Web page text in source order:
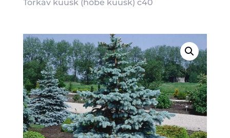
Torkav kuusk (hõbe kuusk) c40